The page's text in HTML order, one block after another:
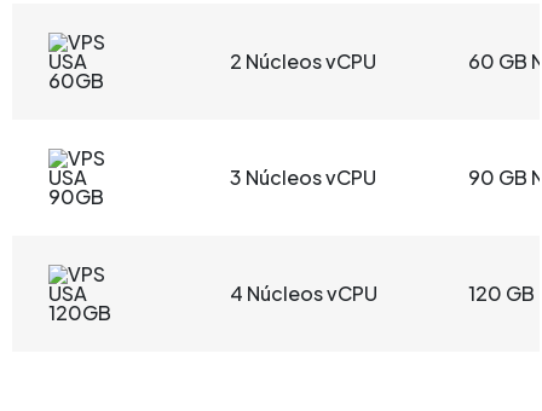
2 Núcleos vCPU 60 GB
3 Núcleos vCPU 90 GB
4 Núcleos vCPU 120 GB